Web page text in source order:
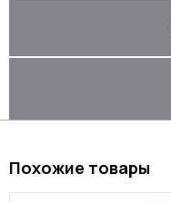
Похожие товары